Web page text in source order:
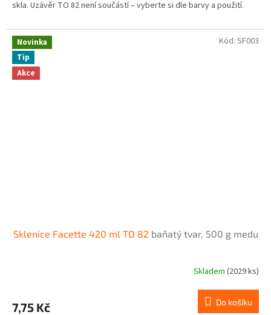
skla. Uzávěr TO 82 není součástí – vyberte si dle barvy a použití.
Novinka
Tip
Akce
Sklenice Facette 420 ml TO 82 baňatý tvar, 500 g medu
Skladem (2029 ks)
7,75 Kč Do košíku
Kód: SF003